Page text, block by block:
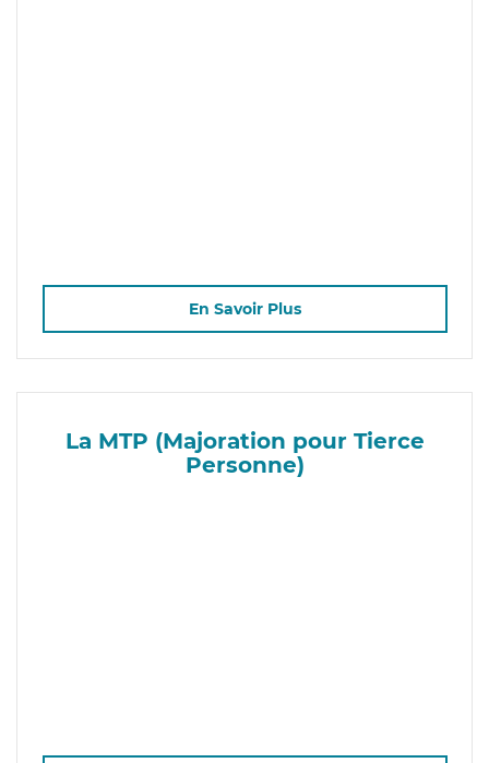
En Savoir Plus
La MTP (Majoration pour Tierce
Personne)